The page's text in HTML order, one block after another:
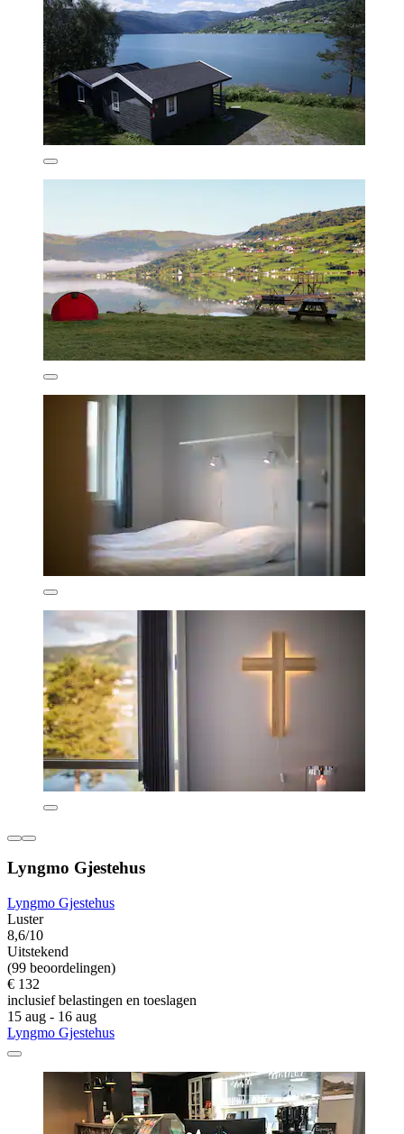
Lyngmo Gjestehus
Lyngmo Gjestehus
Luster
8,6/10
Uitstekend
(99 beoordelingen)
€ 132
inclusief belastingen en toeslagen
15 aug - 16 aug
Lyngmo Gjestehus